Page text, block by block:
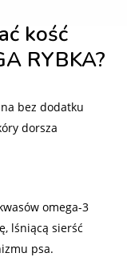
kość
RYBKA?
bez dodatku
dorsza
omega-3
lśniącą sierść
psa.